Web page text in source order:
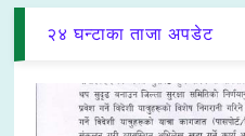
२४ घन्टाका ताजा अपडेट